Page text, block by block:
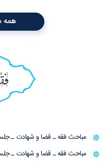
همه
مباحث فقه ـ قضا و شهادت ـ جلسه 268(1404/
مباحث فقه ـ قضا و شهادت ـ جلسه 267(1404/